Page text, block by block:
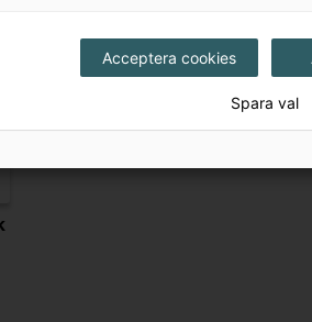
Acceptera cookies
Spara val